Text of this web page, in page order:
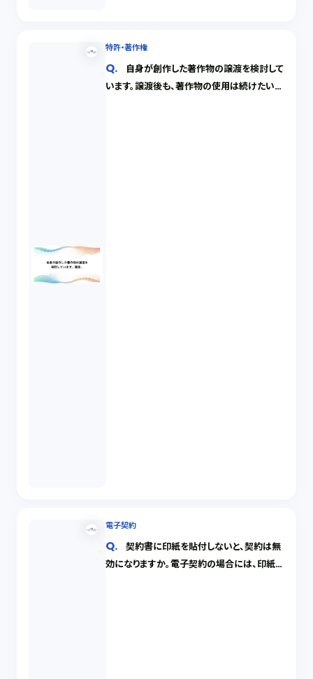
特許・著作権
自身が創作した著作物の譲渡を検討して
います。譲渡後も、著作物の使用は続けたいで
電子契約
契約書に印紙を貼付しないと、契約は無
効になりますか。電子契約の場合には、印紙は